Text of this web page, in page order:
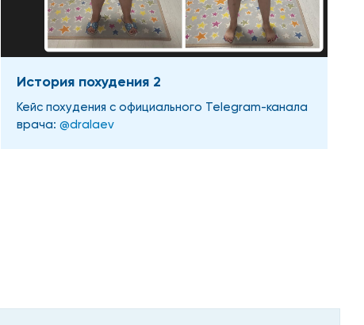
История похудения 2
Кейс похудения с официального Telegram-канала
врача: @dralaev